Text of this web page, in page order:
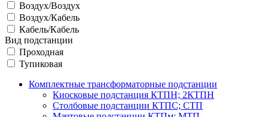
Воздух/Воздух
Воздух/Кабель
Кабель/Кабель
Вид подстанции
Проходная
Тупиковая
Комплектные трансформаторные подстанции
Киосковые подстанция КТПН; 2КТПН
Столбовые подстанции КТПС; СТП